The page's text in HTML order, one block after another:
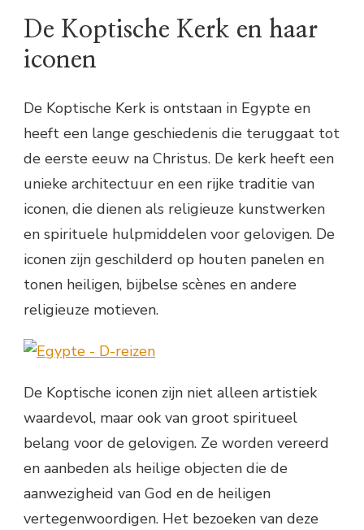
De Koptische Kerk en haar
iconen
De Koptische Kerk is ontstaan in Egypte en
heeft een lange geschiedenis die teruggaat tot
de eerste eeuw na Christus. De kerk heeft een
unieke architectuur en een rijke traditie van
iconen, die dienen als religieuze kunstwerken
en spirituele hulpmiddelen voor gelovigen. De
iconen zijn geschilderd op houten panelen en
tonen heiligen, bijbelse scènes en andere
religieuze motieven.
De Koptische iconen zijn niet alleen artistiek
waardevol, maar ook van groot spiritueel
belang voor de gelovigen. Ze worden vereerd
en aanbeden als heilige objecten die de
aanwezigheid van God en de heiligen
vertegenwoordigen. Het bezoeken van deze